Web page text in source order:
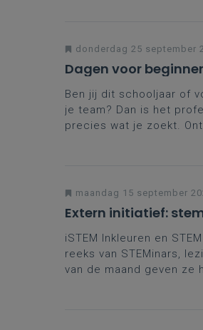
donderdag 25 september
Dagen voor
Ben jij dit schooljaar of
je team? Dan is het
precies wat je zoekt.
maandag 15 september
Extern initiatief:
iSTEM Inkleuren en
reeks van STEMinars,
van de maand geven ze